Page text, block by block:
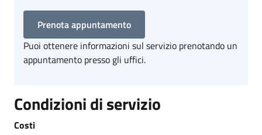
Prenota appuntamento
Puoi ottenere informazioni sul servizio prenotando un
appuntamento presso gli uffici.
Condizioni di servizio
Costi